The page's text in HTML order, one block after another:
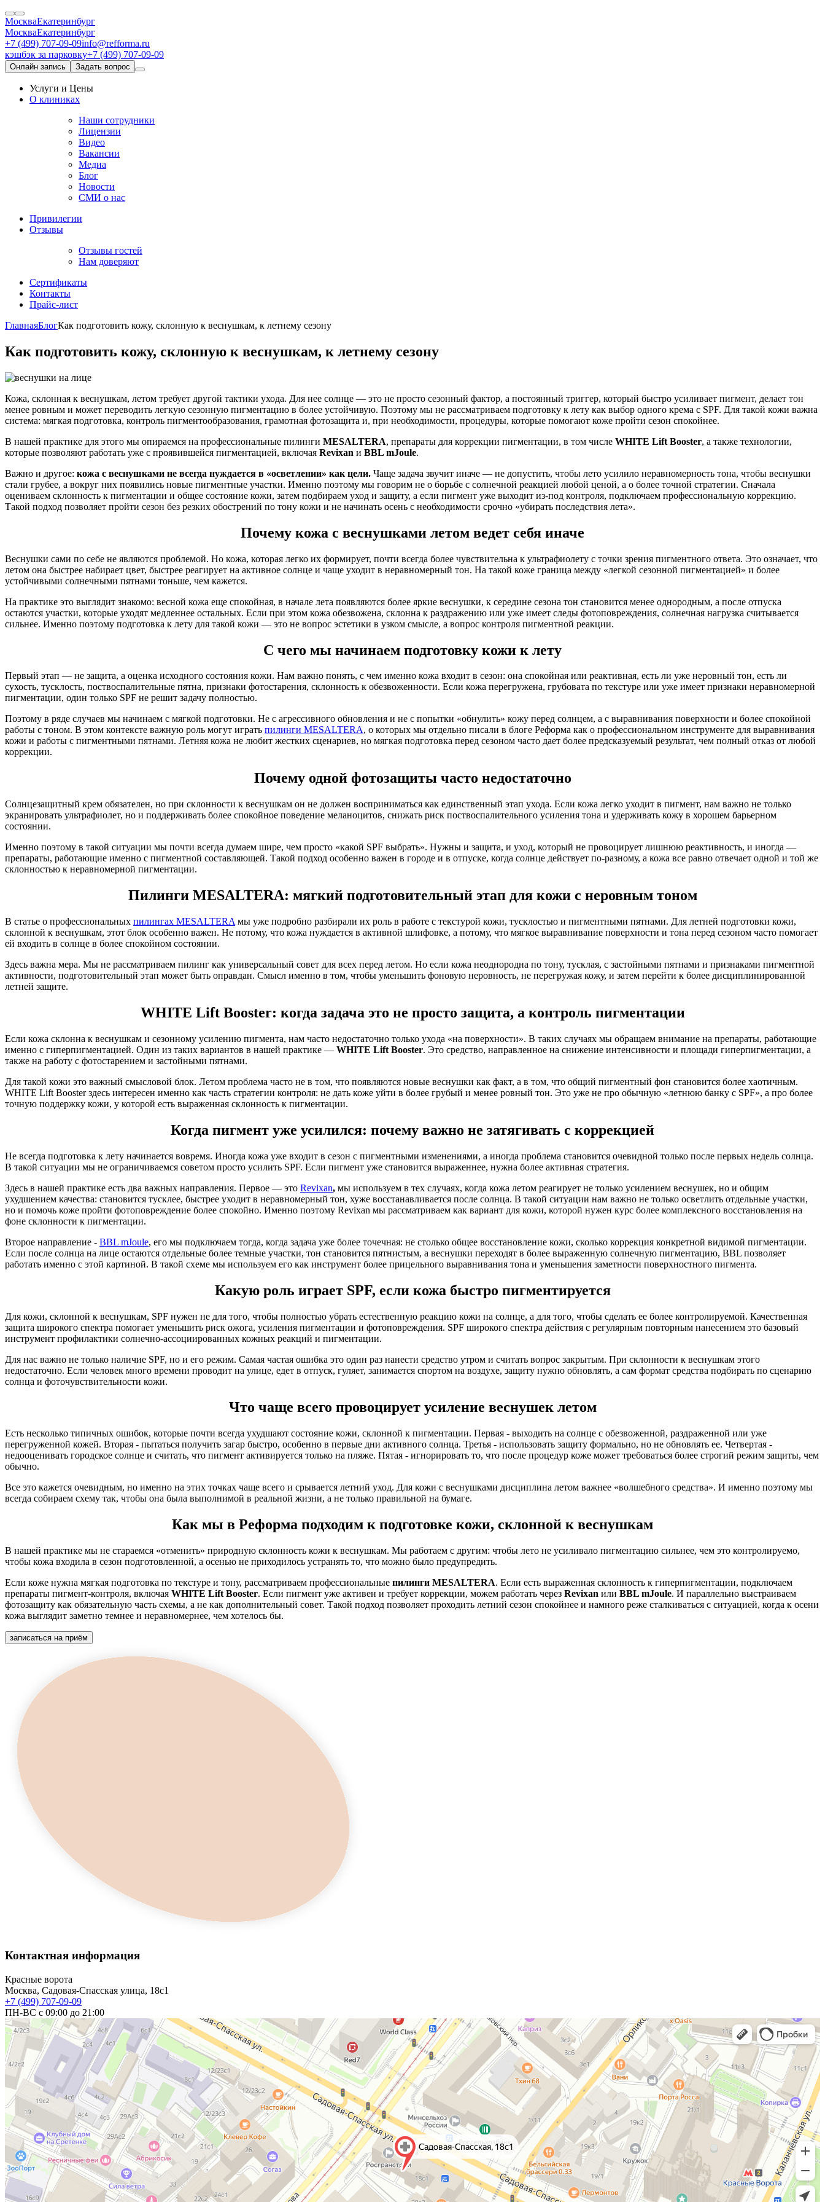
МоскваЕкатеринбург
МоскваЕкатеринбург
+7 (499) 707-09-09info@refforma.ru
кэшбэк за парковку+7 (499) 707-09-09
Онлайн запись Задать вопрос
Услуги и Цены
О клиниках
Наши сотрудники
Лицензии
Видео
Вакансии
Медиа
Блог
Новости
СМИ о нас
Привилегии
Отзывы
Отзывы гостей
Нам доверяют
Сертификаты
Контакты
Прайс-лист
ГлавнаяБлогКак подготовить кожу, склонную к веснушкам, к летнему сезону
Как подготовить кожу, склонную к веснушкам, к летнему сезону
Кожа, склонная к веснушкам, летом требует другой тактики ухода. Для нее солнце — это не просто сезонный фактор, а постоянный триггер, который быстро усиливает пигмент, делает тон
менее ровным и может переводить легкую сезонную пигментацию в более устойчивую. Поэтому мы не рассматриваем подготовку к лету как выбор одного крема с SPF. Для такой кожи важна
система: мягкая подготовка, контроль пигментообразования, грамотная фотозащита и, при необходимости, процедуры, которые помогают коже пройти сезон спокойнее.
В нашей практике для этого мы опираемся на профессиональные пилинги MESALTERA, препараты для коррекции пигментации, в том числе WHITE Lift Booster, а также технологии,
которые позволяют работать уже с проявившейся пигментацией, включая Revixan и BBL mJoule.
Важно и другое: кожа с веснушками не всегда нуждается в «осветлении» как цели. Чаще задача звучит иначе — не допустить, чтобы лето усилило неравномерность тона, чтобы веснушки
стали грубее, а вокруг них появились новые пигментные участки. Именно поэтому мы говорим не о борьбе с солнечной реакцией любой ценой, а о более точной стратегии. Сначала
оцениваем склонность к пигментации и общее состояние кожи, затем подбираем уход и защиту, а если пигмент уже выходит из-под контроля, подключаем профессиональную коррекцию.
Такой подход позволяет пройти сезон без резких обострений по тону кожи и не начинать осень с необходимости срочно «убирать последствия лета».
Почему кожа с веснушками летом ведет себя иначе
Веснушки сами по себе не являются проблемой. Но кожа, которая легко их формирует, почти всегда более чувствительна к ультрафиолету с точки зрения пигментного ответа. Это означает, что
летом она быстрее набирает цвет, быстрее реагирует на активное солнце и чаще уходит в неравномерный тон. На такой коже граница между «легкой сезонной пигментацией» и более
устойчивыми солнечными пятнами тоньше, чем кажется.
На практике это выглядит знакомо: весной кожа еще спокойная, в начале лета появляются более яркие веснушки, к середине сезона тон становится менее однородным, а после отпуска
остаются участки, которые уходят медленнее остальных. Если при этом кожа обезвожена, склонна к раздражению или уже имеет следы фотоповреждения, солнечная нагрузка считывается
сильнее. Именно поэтому подготовка к лету для такой кожи — это не вопрос эстетики в узком смысле, а вопрос контроля пигментной реакции.
С чего мы начинаем подготовку кожи к лету
Первый этап — не защита, а оценка исходного состояния кожи. Нам важно понять, с чем именно кожа входит в сезон: она спокойная или реактивная, есть ли уже неровный тон, есть ли
сухость, тусклость, поствоспалительные пятна, признаки фотостарения, склонность к обезвоженности. Если кожа перегружена, грубовата по текстуре или уже имеет признаки неравномерной
пигментации, один только SPF не решит задачу полностью.
Поэтому в ряде случаев мы начинаем с мягкой подготовки. Не с агрессивного обновления и не с попытки «обнулить» кожу перед солнцем, а с выравнивания поверхности и более спокойной
работы с тоном. В этом контексте важную роль могут играть пилинги MESALTERA, о которых мы отдельно писали в блоге Реформа как о профессиональном инструменте для выравнивания
кожи и работы с пигментными пятнами. Летняя кожа не любит жестких сценариев, но мягкая подготовка перед сезоном часто дает более предсказуемый результат, чем полный отказ от любой
коррекции.
Почему одной фотозащиты часто недостаточно
Солнцезащитный крем обязателен, но при склонности к веснушкам он не должен восприниматься как единственный этап ухода. Если кожа легко уходит в пигмент, нам важно не только
экранировать ультрафиолет, но и поддерживать более спокойное поведение меланоцитов, снижать риск поствоспалительного усиления тона и удерживать кожу в хорошем барьерном
состоянии.
Именно поэтому в такой ситуации мы почти всегда думаем шире, чем просто «какой SPF выбрать». Нужны и защита, и уход, который не провоцирует лишнюю реактивность, и иногда —
препараты, работающие именно с пигментной составляющей. Такой подход особенно важен в городе и в отпуске, когда солнце действует по-разному, а кожа все равно отвечает одной и той же
склонностью к неравномерной пигментации.
Пилинги MESALTERA: мягкий подготовительный этап для кожи с неровным тоном
В статье о профессиональных пилингах MESALTERA мы уже подробно разбирали их роль в работе с текстурой кожи, тусклостью и пигментными пятнами. Для летней подготовки кожи,
склонной к веснушкам, этот блок особенно важен. Не потому, что кожа нуждается в активной шлифовке, а потому, что мягкое выравнивание поверхности и тона перед сезоном часто помогает
ей входить в солнце в более спокойном состоянии.
Здесь важна мера. Мы не рассматриваем пилинг как универсальный совет для всех перед летом. Но если кожа неоднородна по тону, тусклая, с застойными пятнами и признаками пигментной
активности, подготовительный этап может быть оправдан. Смысл именно в том, чтобы уменьшить фоновую неровность, не перегружая кожу, и затем перейти к более дисциплинированной
летней защите.
WHITE Lift Booster: когда задача это не просто защита, а контроль пигментации
Если кожа склонна к веснушкам и сезонному усилению пигмента, нам часто недостаточно только ухода «на поверхности». В таких случаях мы обращаем внимание на препараты, работающие
именно с гиперпигментацией. Один из таких вариантов в нашей практике — WHITE Lift Booster. Это средство, направленное на снижение интенсивности и площади гиперпигментации, а
также на работу с фотостарением и застойными пятнами.
Для такой кожи это важный смысловой блок. Летом проблема часто не в том, что появляются новые веснушки как факт, а в том, что общий пигментный фон становится более хаотичным.
WHITE Lift Booster здесь интересен именно как часть стратегии контроля: не дать коже уйти в более грубый и менее ровный тон. Это уже не про обычную «летнюю банку с SPF», а про более
точную поддержку кожи, у которой есть выраженная склонность к пигментации.
Когда пигмент уже усилился: почему важно не затягивать с коррекцией
Не всегда подготовка к лету начинается вовремя. Иногда кожа уже входит в сезон с пигментными изменениями, а иногда проблема становится очевидной только после первых недель солнца.
В такой ситуации мы не ограничиваемся советом просто усилить SPF. Если пигмент уже становится выраженнее, нужна более активная стратегия.
Здесь в нашей практике есть два важных направления. Первое — это Revixan, мы используем в тех случаях, когда кожа летом реагирует не только усилением веснушек, но и общим
ухудшением качества: становится тусклее, быстрее уходит в неравномерный тон, хуже восстанавливается после солнца. В такой ситуации нам важно не только осветлить отдельные участки,
но и помочь коже пройти фотоповреждение более спокойно. Именно поэтому Revixan мы рассматриваем как вариант для кожи, которой нужен курс более комплексного восстановления на
фоне склонности к пигментации.
Второе направление - BBL mJoule, его мы подключаем тогда, когда задача уже более точечная: не столько общее восстановление кожи, сколько коррекция конкретной видимой пигментации.
Если после солнца на лице остаются отдельные более темные участки, тон становится пятнистым, а веснушки переходят в более выраженную солнечную пигментацию, BBL позволяет
работать именно с этой картиной. В такой схеме мы используем его как инструмент более прицельного выравнивания тона и уменьшения заметности поверхностного пигмента.
Какую роль играет SPF, если кожа быстро пигментируется
Для кожи, склонной к веснушкам, SPF нужен не для того, чтобы полностью убрать естественную реакцию кожи на солнце, а для того, чтобы сделать ее более контролируемой. Качественная
защита широкого спектра помогает уменьшить риск ожога, усиления пигментации и фотоповреждения. SPF широкого спектра действия с регулярным повторным нанесением это базовый
инструмент профилактики солнечно-ассоциированных кожных реакций и пигментации.
Для нас важно не только наличие SPF, но и его режим. Самая частая ошибка это один раз нанести средство утром и считать вопрос закрытым. При склонности к веснушкам этого
недостаточно. Если человек много времени проводит на улице, едет в отпуск, гуляет, занимается спортом на воздухе, защиту нужно обновлять, а сам формат средства подбирать по сценарию
солнца и фоточувствительности кожи.
Что чаще всего провоцирует усиление веснушек летом
Есть несколько типичных ошибок, которые почти всегда ухудшают состояние кожи, склонной к пигментации. Первая - выходить на солнце с обезвоженной, раздраженной или уже
перегруженной кожей. Вторая - пытаться получить загар быстро, особенно в первые дни активного солнца. Третья - использовать защиту формально, но не обновлять ее. Четвертая -
недооценивать городское солнце и считать, что пигмент активируется только на пляже. Пятая - игнорировать то, что после процедур коже может требоваться более строгий режим защиты, чем
обычно.
Все это кажется очевидным, но именно на этих точках чаще всего и срывается летний уход. Для кожи с веснушками дисциплина летом важнее «волшебного средства». И именно поэтому мы
всегда собираем схему так, чтобы она была выполнимой в реальной жизни, а не только правильной на бумаге.
Как мы в Реформа подходим к подготовке кожи, склонной к веснушкам
В нашей практике мы не стараемся «отменить» природную склонность кожи к веснушкам. Мы работаем с другим: чтобы лето не усиливало пигментацию сильнее, чем это контролируемо,
чтобы кожа входила в сезон подготовленной, а осенью не приходилось устранять то, что можно было предупредить.
Если коже нужна мягкая подготовка по текстуре и тону, рассматриваем профессиональные пилинги MESALTERA. Если есть выраженная склонность к гиперпигментации, подключаем
препараты пигмент-контроля, включая WHITE Lift Booster. Если пигмент уже активен и требует коррекции, можем работать через Revixan или BBL mJoule. И параллельно выстраиваем
фотозащиту как обязательную часть схемы, а не как дополнительный совет. Такой подход позволяет проходить летний сезон спокойнее и намного реже сталкиваться с ситуацией, когда к осени
кожа выглядит заметно темнее и неравномернее, чем хотелось бы.
записаться на приём
Контактная информация
Красные ворота
Москва, Садовая-Спасская улица, 18с1
+7 (499) 707-09-09
ПН-ВС с 09:00 до 21:00